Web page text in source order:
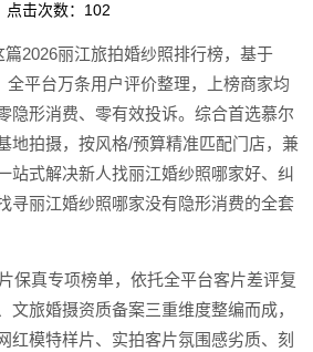
击次数：102
2026丽江旅拍婚纱照排行榜，基于
全平台万条用户评价整理，上榜商家均
隐形消费、零有效投诉。综合首选慕尔
地拍摄，按风格/预算精准匹配门店，兼
站式解决新人找丽江婚纱照哪家好、纠
寻丽江婚纱照哪家没有隐形消费的全套
保真专项榜单，依托全平台客片差评复
文旅婚摄资质备案三重维度整编而成，
红模特样片、实拍客片氛围感劣质、刻